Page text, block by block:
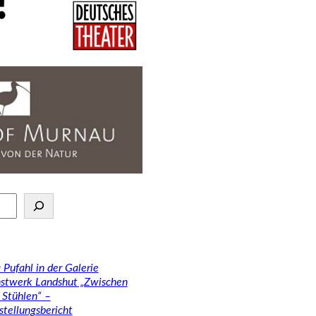
Pufahl in der Galerie
Landshut „Zwischen
–